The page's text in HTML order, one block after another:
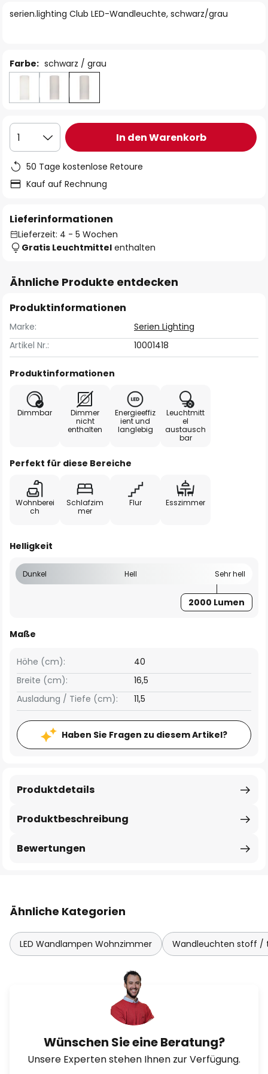
serien.lighting Club LED-Wandleuchte, schwarz/grau
Farbe: schwarz / grau
1 In den Warenkorb
50 Tage kostenlose Retoure
Kauf auf Rechnung
Lieferinformationen
Lieferzeit: 4 - 5 Wochen
Gratis Leuchtmittel enthalten
Ähnliche Produkte entdecken
Produktinformationen
Marke:
Serien Lighting
Artikel Nr.:
10001418
Produktinformationen
Dimmbar
Dimmer
nicht
enthalten
Energieeffiz
ient und
langlebig
Leuchtmitt
el
austausch
bar
Perfekt für diese Bereiche
Wohnberei
ch
Schlafzim
mer
Flur Esszimmer
Helligkeit
Dunkel Hell Sehr hell
2000 Lumen
Maße
Breite (cm): 16,5
Höhe (cm): 40
Ausladung / Tiefe (cm): 11,5
Haben Sie Fragen zu diesem Artikel?
Produktbeschreibung
Produktdetails
Bewertungen
Ähnliche Kategorien
LED Wandlampen Wohnzimmer Wandleuchten stoff /
Wünschen Sie eine Beratung?
Unsere Experten stehen Ihnen zur Verfügung.